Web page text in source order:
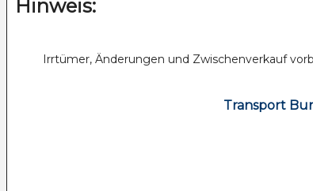
Hinweis:
Irrtümer, Änderungen und Zwischenverkauf
Transport